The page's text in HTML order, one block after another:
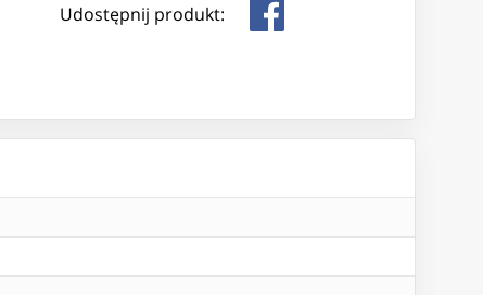
Udostępnij produkt: